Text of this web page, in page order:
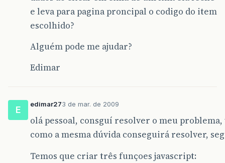
e leva para pagina proncipal o codigo do item
escolhido?
Alguém pode me ajudar?
Edimar
E
edimar273 de mar. de 2009
olá pessoal, consguí resolver o meu
como a mesma dúvida conseguirá resolver,
Temos que criar três funçoes javascript: